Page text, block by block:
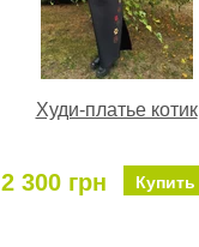
Худи-платье котик
2 300 грн Купить